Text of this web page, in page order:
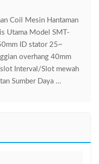
Coil Mesin Hantaman
Utama Model SMT-
ID stator 25~
overhang 40mm
Interval/Slot mewah
Sumber Daya ...